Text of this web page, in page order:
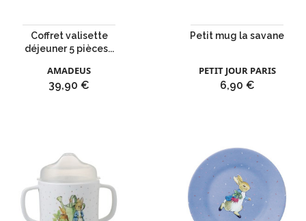
Coffret valisette
déjeuner 5 pièces...
AMADEUS
Prix
39,90 €
Petit mug la savane
PETIT JOUR PARIS
Prix
6,90 €